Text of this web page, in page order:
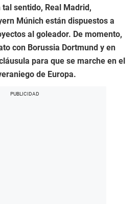
sentido, Real Madrid,
Múnich están dispuestos a
al goleador. De momento,
con Borussia Dortmund y en
para que se marche en el
de Europa.